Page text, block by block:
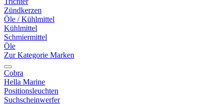
Zündkerzen
Öle / Kühlmittel
Kühlmittel
Schmiermittel
Öle
Zur Kategorie Marken
Cobra
Hella Marine
Positionsleuchten
Suchscheinwerfer